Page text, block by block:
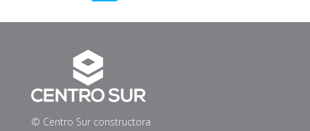
© Centro Sur constructora